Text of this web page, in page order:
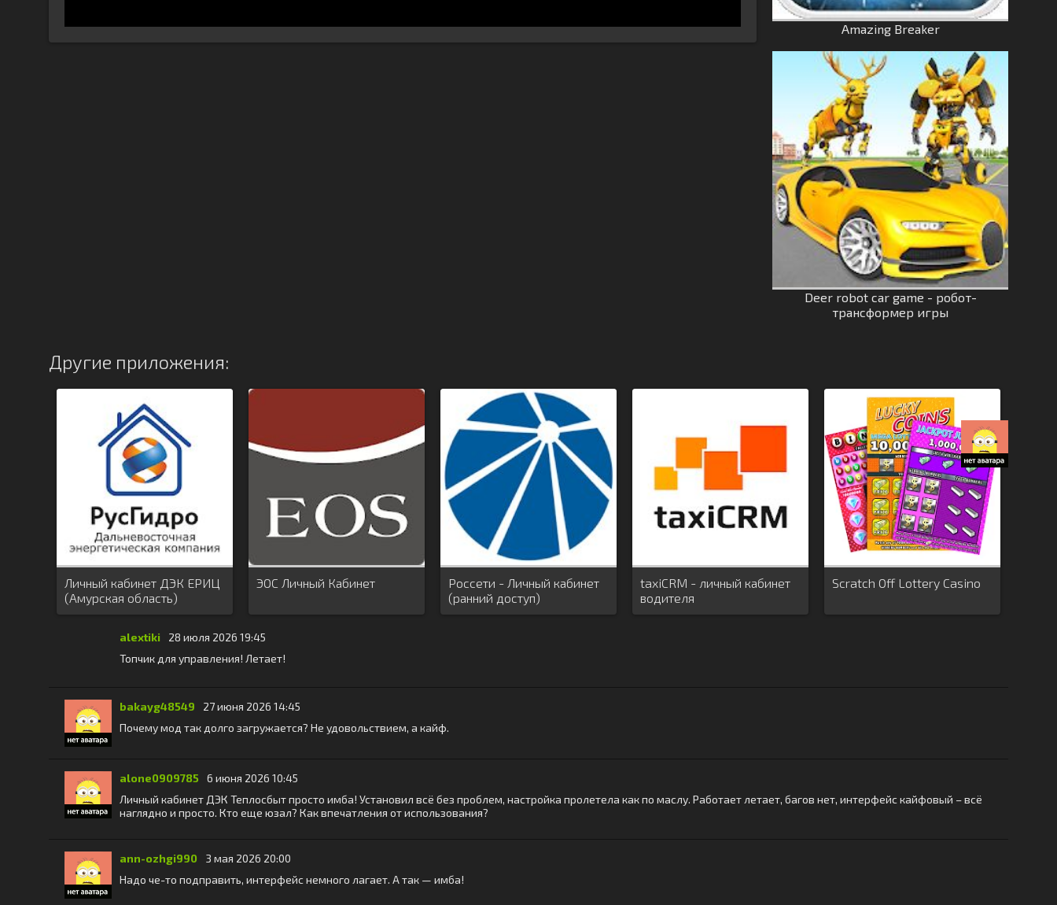
Amazing Breaker
Deer robot car game - робот-
трансформер игры
Другие приложения:
Личный кабинет ДЭК ЕРИЦ
(Амурская область)
ЭОС Личный Кабинет
Россети - Личный кабинет
(ранний доступ)
taxiCRM - личный кабинет
водителя
Scratch Off Lottery Casino
alextiki
28 июля 2026 19:45
Топчик для управления! Летает!
bakayg48549
27 июня 2026 14:45
Почему мод так долго загружается? Не удовольствием, а кайф.
alone0909785
6 июня 2026 10:45
Личный кабинет ДЭК Теплосбыт просто имба! Установил всё без проблем, настройка пролетела как по маслу. Работает летает, багов нет, интерфейс кайфовый – всё
наглядно и просто. Кто еще юзал? Как впечатления от использования?
ann-ozhgi990
3 мая 2026 20:00
Надо че-то подправить, интерфейс немного лагает. А так — имба!